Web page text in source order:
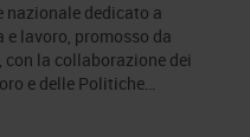
nazionale dedicato a
lavoro, promosso da
con la collaborazione dei
e delle Politiche…